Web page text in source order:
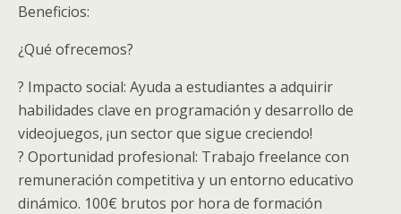
Beneficios:
¿Qué ofrecemos?
? Impacto social: Ayuda a estudiantes a adquirir
habilidades clave en programación y desarrollo de
videojuegos, ¡un sector que sigue creciendo!
? Oportunidad profesional: Trabajo freelance con
remuneración competitiva y un entorno educativo
dinámico. 100€ brutos por hora de formación